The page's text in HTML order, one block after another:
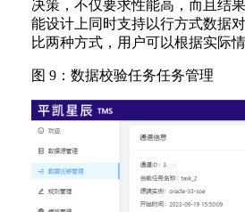
决策，不仅要求性能高，而且结
能设计上同时支持以行方式数据
比两种方式，用户可以根据实际情
图 9：数据校验任务任务管理